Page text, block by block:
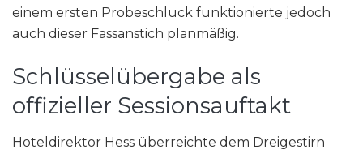
einem ersten Probeschluck funktionierte jedoch
auch dieser Fassanstich planmäßig.
Schlüsselübergabe als
offizieller Sessionsauftakt
Hoteldirektor Hess überreichte dem Dreigestirn